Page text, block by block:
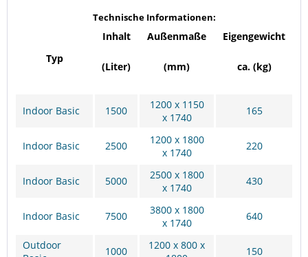
Technische Informationen:
Typ
Inhalt
(Liter)
Außenmaße
(mm)
Eigengewicht
ca. (kg)
Indoor Basic 1500
1200 x 1150
x 1740
165
Indoor Basic 2500
1200 x 1800
x 1740
220
Indoor Basic 5000
2500 x 1800
x 1740
430
Indoor Basic 7500
3800 x 1800
x 1740
640
Outdoor
1000
1200 x 800 x
150